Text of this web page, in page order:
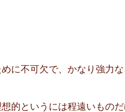
に不可欠で、かなり強力
的というには程遠いもの